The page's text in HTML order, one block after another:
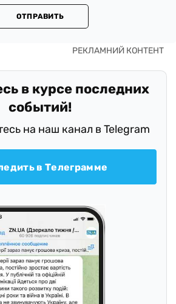
ОТПРАВИТЬ
в курсе последних
событий!
на наш канал в Telegram
в Телеграмме